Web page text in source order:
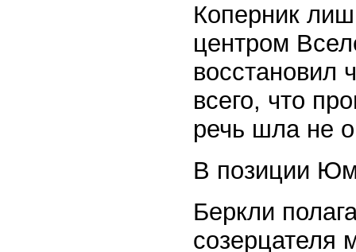
Коперник
центром
восстановил
всего, что
речь шла не
В позиции
Беркли